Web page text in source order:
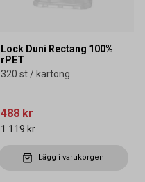
Lock Duni Rectang 100%
rPET
320 st / kartong
488 kr
1 119 kr
Lägg i varukorgen